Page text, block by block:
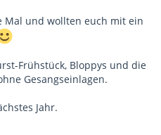
Mal und wollten euch mit ein
Frühstück, Bloppys und die
Gesangseinlagen.
Jahr.